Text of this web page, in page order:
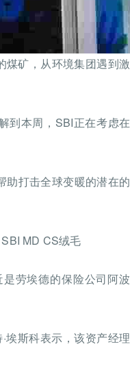
煤矿，从环境集团遇到激
到本周，SBI正在考虑在
助打击全球变暖的潜在的
MD CS绒毛
劳埃德的保险公司阿波
埃斯科表示，该资产经理